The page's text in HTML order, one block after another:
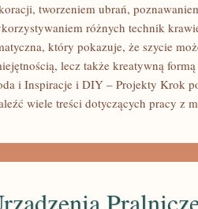
tworzeniem ubrań,
różnych technik
który pokazuje, że szycie
lecz także kreatywną
i Inspiracje i DIY – Projekty Krok
wiele treści dotyczących pracy z